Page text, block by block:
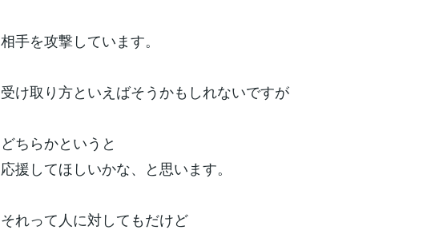
相手を攻撃しています。
受け取り方といえばそうかもしれないですが
どちらかというと
応援してほしいかな、と思います。
それって人に対してもだけど